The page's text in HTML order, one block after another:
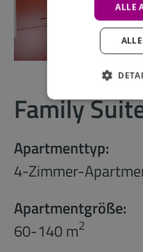
Family
Apartmenttyp:
4-Zimmer-
Apartmentgröße:
60-140 m2
ALLE